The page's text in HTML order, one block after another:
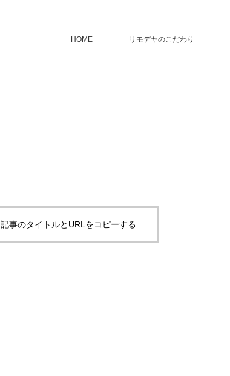
HOME リモデヤのこだわり
記事のタイトルとURLをコピーする